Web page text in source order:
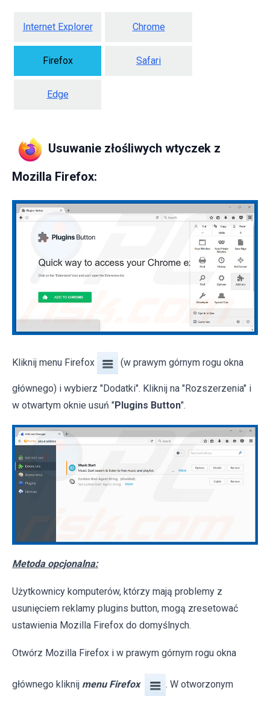
Internet Explorer Chrome
Firefox Safari
Edge
Usuwanie złośliwych wtyczek z
Mozilla Firefox:
Kliknij menu Firefox (w prawym górnym rogu okna
głównego) i wybierz "Dodatki". Kliknij na "Rozszerzenia" i
w otwartym oknie usuń "Plugins Button".
Metoda opcjonalna:
Użytkownicy komputerów, którzy mają problemy z
usunięciem reklamy plugins button, mogą zresetować
ustawienia Mozilla Firefox do domyślnych.
Otwórz Mozilla Firefox i w prawym górnym rogu okna
głównego kliknij menu Firefox . W otworzonym